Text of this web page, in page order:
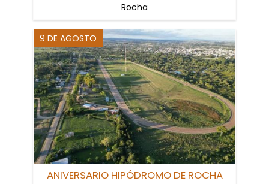
Rocha
9 DE AGOSTO
ANIVERSARIO HIPÓDROMO DE ROCHA